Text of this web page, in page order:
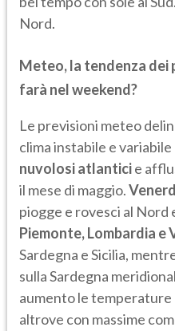
Nord.
Meteo, la tendenza dei
farà nel weekend?
Le previsioni meteo
clima instabile e
nuvolosi atlanticie
il mese di maggio.
piogge e rovesci al Nord
Piemonte, Lombardia e
Sardegna e Sicilia,
sulla Sardegna
aumento le temperature
altrove con massime